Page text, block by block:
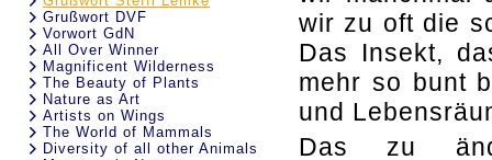
Grußwort DVF
Vorwort GdN
All Over Winner
Magnificent Wilderness
The Beauty of Plants
Nature as Art
Artists on Wings
The World of Mammals
Diversity of all other Animals
wir zu oft die
Das Insekt,
mehr so bunt
und
Das zu